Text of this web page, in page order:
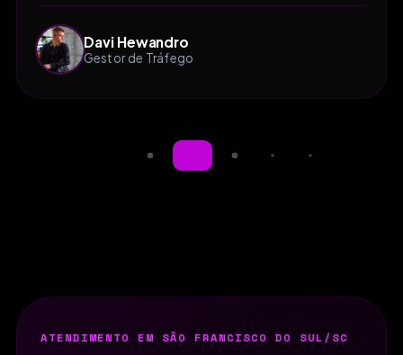
Davi Hewandro
Gestor de Tráfego
ATENDIMENTO EM SÃO FRANCISCO DO SUL/SC